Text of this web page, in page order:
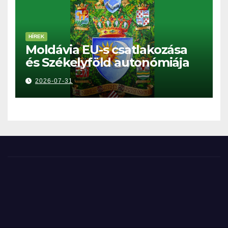
HÍREK
Moldávia EU-s csatlakozása
és Székelyföld autonómiája
2026-07-31